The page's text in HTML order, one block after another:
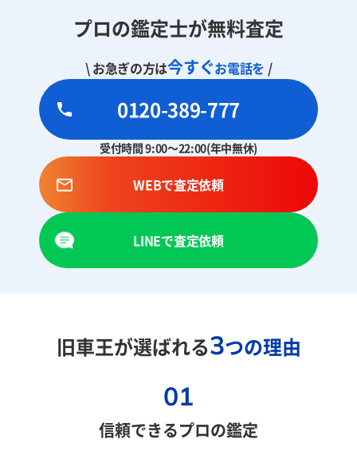
プロの鑑定士が無料査定
\ お急ぎの方は今すぐお電話を /
0120-389-777
受付時間 9:00～22:00(年中無休)
WEBで査定依頼
LINEで査定依頼
旧車王が選ばれる3つの理由
01
信頼できるプロの鑑定